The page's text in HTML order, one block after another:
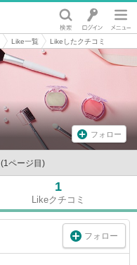
Like一覧 Likeしたクチコミ
フォロー
(1ページ目)
1
Likeクチコミ
フォロー